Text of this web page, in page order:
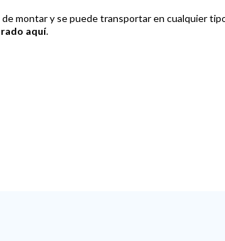
de montar y se puede transportar en cualquier
aquí.